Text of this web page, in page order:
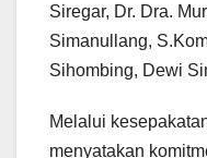
Siregar, Dr. Dra.
Simanullang,
Sihombing, Dewi
Melalui
menyatakan